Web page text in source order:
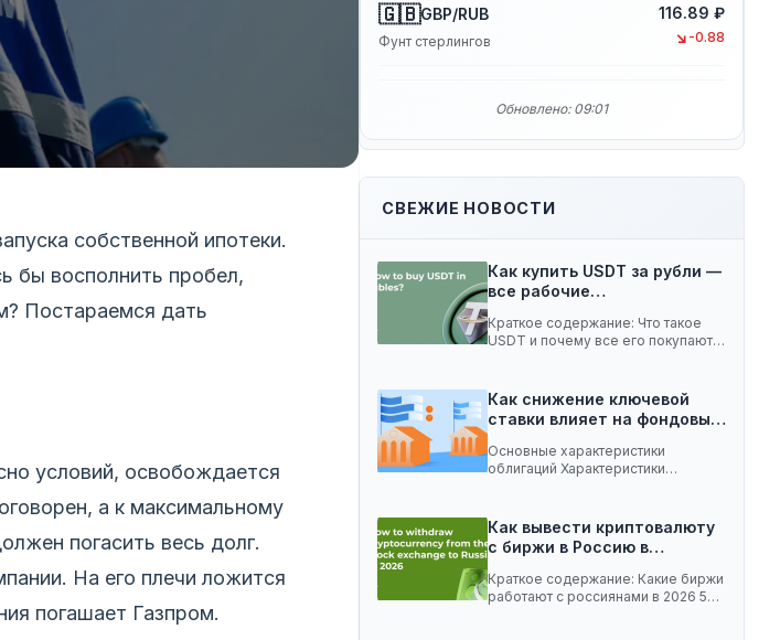
собственной ипотеки.
бы восполнить пробел,
Постараемся дать
условий, освобождается
а к максимальному
погасить весь долг.
На его плечи ложится
погашает Газпром.
🇬🇧GBP/RUB
Фунт стерлингов
116.89 ₽
↘ -0.88
Обновлено: 09:01
СВЕЖИЕ НОВОСТИ
Как купить USDT за рубли —
все рабочие…
Краткое содержание: Что такое
USDT и почему все его покупают 5
Как снижение ключевой
ставки влияет на фондовый
Основные характеристики
облигаций Характеристики
ключевой…
Как вывести криптовалюту
с биржи в Россию в…
Краткое содержание: Какие биржи
работают с россиянами в 2026 5